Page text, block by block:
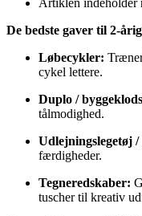
De bedste gaver til 2-
Løbecykler:
cykel lettere.
Duplo /
tålmodighed.
Udlejningslegetøj /
færdigheder.
Tegneredskaber:
tuscher til kreativ